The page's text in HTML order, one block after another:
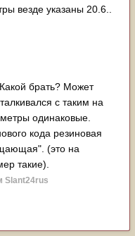
везде указаны 20.6..
брать? Может
с таким на
одинаковые.
кода резиновая
(это на
такие).
Slant24rus